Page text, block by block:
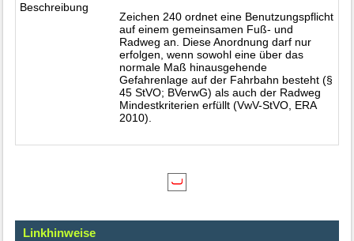
Beschreibung
Zeichen 240 ordnet eine Benutzungspflicht
auf einem gemeinsamen Fuß- und
Radweg an. Diese Anordnung darf nur
erfolgen, wenn sowohl eine über das
normale Maß hinausgehende
Gefahrenlage auf der Fahrbahn besteht (§
45 StVO; BVerwG) als auch der Radweg
Mindestkriterien erfüllt (VwV-StVO, ERA
2010).
Linkhinweise